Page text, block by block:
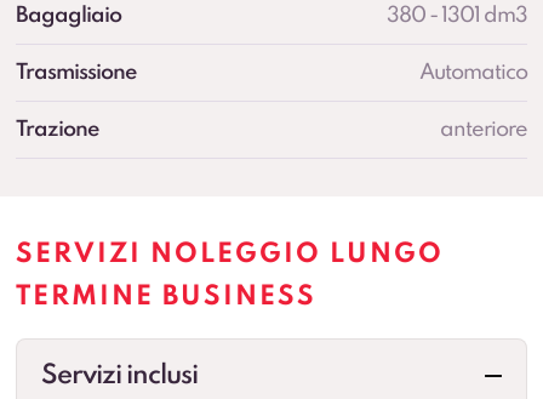
Bagagliaio 380 - 1301 dm3
Trasmissione Automatico
Trazione anteriore
SERVIZI NOLEGGIO LUNGO
TERMINE BUSINESS
Servizi inclusi